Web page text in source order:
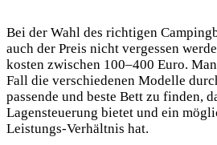
Bei der Wahl des richtigen
auch der Preis nicht vergessen
kosten zwischen 100–400 Euro.
Fall die verschiedenen Modelle
passende und beste Bett zu finden,
Lagensteuerung bietet und ein
Leistungs-Verhältnis hat.